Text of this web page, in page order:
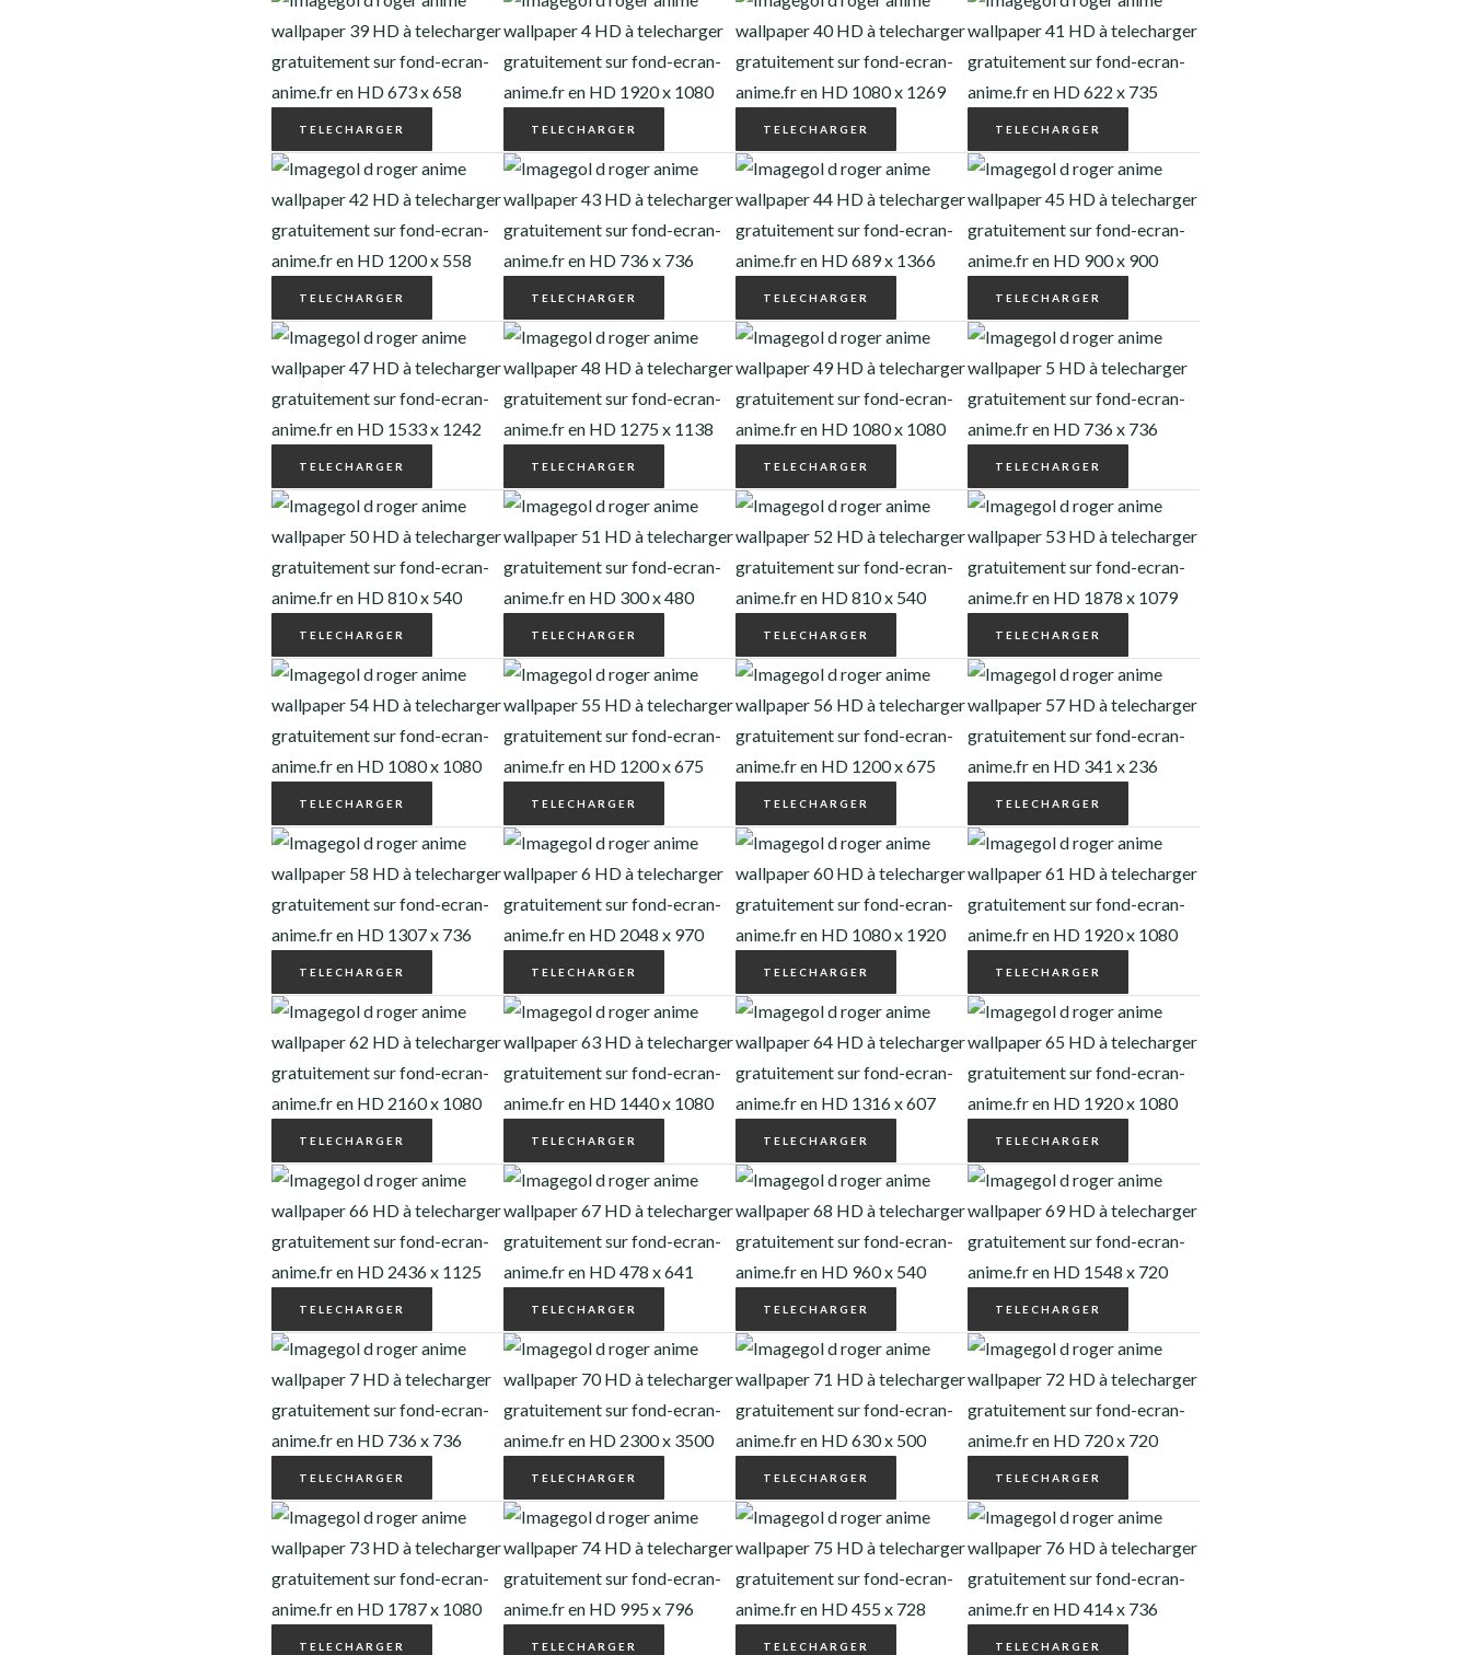
TELECHARGER TELECHARGER TELECHARGER TELECHARGER
TELECHARGER TELECHARGER TELECHARGER TELECHARGER
TELECHARGER TELECHARGER TELECHARGER TELECHARGER
TELECHARGER TELECHARGER TELECHARGER TELECHARGER
TELECHARGER TELECHARGER TELECHARGER TELECHARGER
TELECHARGER TELECHARGER TELECHARGER TELECHARGER
TELECHARGER TELECHARGER TELECHARGER TELECHARGER
TELECHARGER TELECHARGER TELECHARGER TELECHARGER
TELECHARGER TELECHARGER TELECHARGER TELECHARGER
TELECHARGER TELECHARGER TELECHARGER TELECHARGER